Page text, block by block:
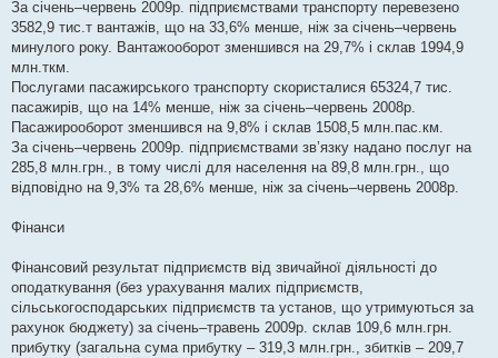
За січень–червень 2009р. підприємствами транспорту перевезено
3582,9 тис.т вантажів, що на 33,6% менше, ніж за січень–червень
минулого року. Вантажооборот зменшився на 29,7% і склав 1994,9
млн.ткм.
Послугами пасажирського транспорту скористалися 65324,7 тис.
пасажирів, що на 14% менше, ніж за січень–червень 2008р.
Пасажирооборот зменшився на 9,8% і склав 1508,5 млн.пас.км.
За січень–червень 2009р. підприємствами зв’язку надано послуг на
285,8 млн.грн., в тому числі для населення на 89,8 млн.грн., що
відповідно на 9,3% та 28,6% менше, ніж за січень–червень 2008р.
Фінанси
Фінансовий результат підприємств від звичайної діяльності до
оподаткування (без урахування малих підприємств,
сільськогосподарських підприємств та установ, що утримуються за
рахунок бюджету) за січень–травень 2009р. склав 109,6 млн.грн.
прибутку (загальна сума прибутку – 319,3 млн.грн., збитків – 209,7